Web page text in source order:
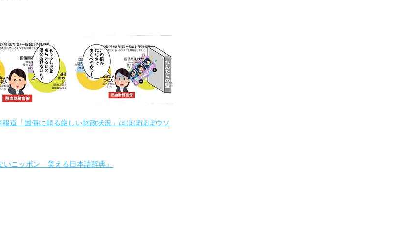
道「国債に頼る厳しい財政状況」はほぼほぼウソ
いニッポン 笑える日本語辞典』